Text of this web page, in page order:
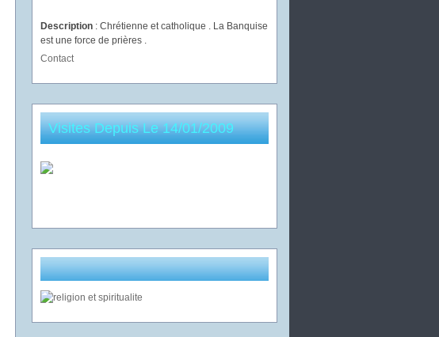
Description : Chrétienne et catholique . La Banquise
est une force de prières .
Contact
Visites Depuis Le 14/01/2009